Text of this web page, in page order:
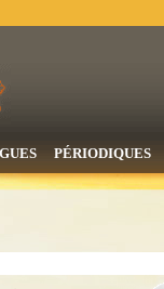
PÉRIODIQUES